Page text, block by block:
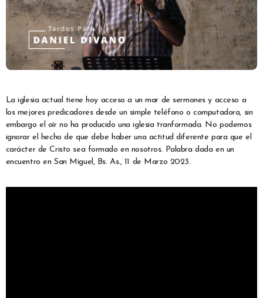
La iglesia actual tiene hoy acceso a un mar de sermones y acceso a
los mejores predicadores desde un simple teléfono o computadora, sin
embargo el oír no ha producido una iglesia tranformada. No podemos
ignorar el hecho de que debe haber una actitud diferente para que el
carácter de Cristo sea formado en nosotros. Palabra dada en un
encuentro en San Miguel, Bs. As., 11 de Marzo 2023.